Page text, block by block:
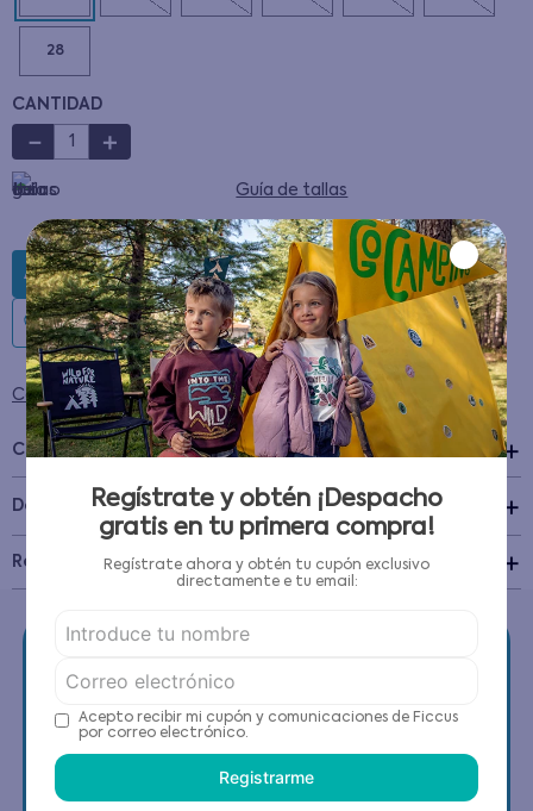
28
CANTIDAD
＋
－
Guía de tallas
AGREGAR AL CARRITO
Condiciones para cambios y devoluciones
Características
Detalles del Producto +
Recomendaciones de cuidado
(22) 6178818 - Compras Internet
Regístrate y obtén ¡Despacho
gratis en tu primera compra!
Regístrate ahora y obtén tu cupón exclusivo
directamente e tu email:
Acepto recibir mi cupón y comunicaciones de Ficcus
por correo electrónico.
Registrarme